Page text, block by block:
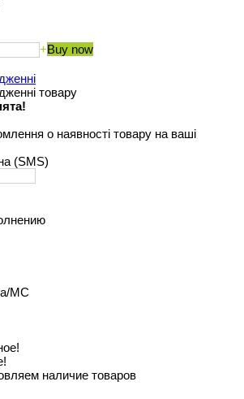
+Buy now
товару
о наявності товару на ваші
(SMS)
MC
наличие товаров